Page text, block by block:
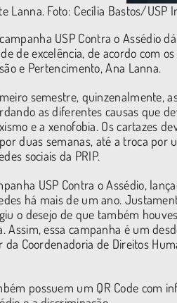
Lanna. Foto: Cecília Bastos/USP
USP Contra o Assédio
de excelência, de acordo com
e Pertencimento, Ana Lanna.
semestre, quinzenalmente,
as diferentes causas que
e a xenofobia. Os cartazes
duas semanas, até a troca por
sociais da PRIP.
USP Contra o Assédio,
há mais de um ano.
o desejo de que também
Assim, essa campanha é um
Coordenadoria de Direitos
possuem um QR Code com